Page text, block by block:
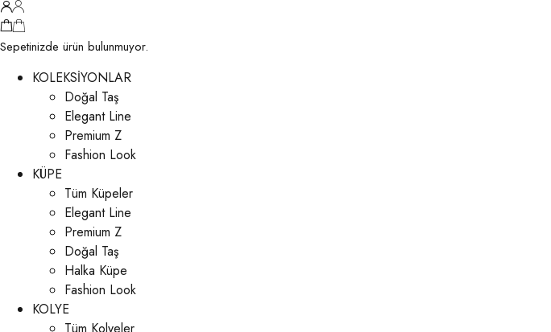
Sepetinizde ürün bulunmuyor.
KOLEKSİYONLAR
Doğal Taş
Elegant Line
Premium Z
Fashion Look
KÜPE
Tüm Küpeler
Elegant Line
Premium Z
Doğal Taş
Halka Küpe
Fashion Look
KOLYE